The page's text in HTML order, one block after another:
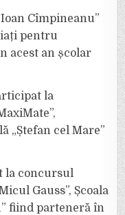
Cîmpineanu”
pentru
acest an școlar
la
„Ștefan cel Mare”
la concursul
Gauss”, Școala
fiind parteneră în